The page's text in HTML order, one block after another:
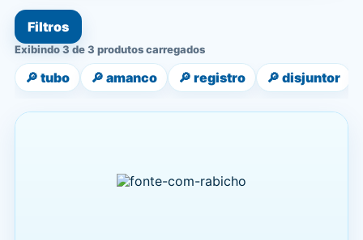
Filtros
Exibindo 3 de 3 produtos carregados
🔎 tubo 🔎 amanco 🔎 registro 🔎 disjuntor